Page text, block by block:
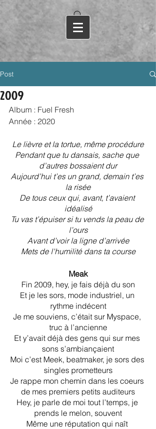
Post
2009
Album : Fuel Fresh
Année : 2020
Le lièvre et la tortue, même procédure
Pendant que tu dansais, sache que
d’autres bossaient dur
Aujourd’hui t’es un grand, demain t’es
la risée
De tous ceux qui, avant, t’avaient
idéalisé
Tu vas t’épuiser si tu vends la peau de
l’ours
Avant d’voir la ligne d’arrivée
Mets de l'humilité dans ta course
Meak
Fin 2009, hey, je fais déjà du son
Et je les sors, mode industriel, un
rythme indécent
Je me souviens, c’était sur Myspace,
truc à l’ancienne
Et y’avait déjà des gens qui sur mes
sons s’ambiançaient
Moi c’est Meek, beatmaker, je sors des
singles prometteurs
Je rappe mon chemin dans les coeurs
de mes premiers petits auditeurs
Hey, je parle de moi tout l’temps, je
prends le melon, souvent
Même une réputation qui naît